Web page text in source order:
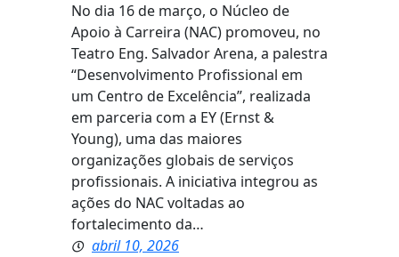
No dia 16 de março, o Núcleo de
Apoio à Carreira (NAC) promoveu, no
Teatro Eng. Salvador Arena, a palestra
“Desenvolvimento Profissional em
um Centro de Excelência”, realizada
em parceria com a EY (Ernst &
Young), uma das maiores
organizações globais de serviços
profissionais. A iniciativa integrou as
ações do NAC voltadas ao
fortalecimento da…
abril 10, 2026